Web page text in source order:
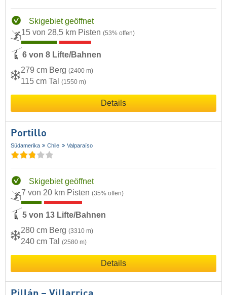
Skigebiet geöffnet
15 von 28,5 km Pisten (53% offen)
6 von 8 Lifte/Bahnen
279 cm Berg (2400 m)
115 cm Tal (1550 m)
Details
Portillo
Südamerika Chile Valparaíso
Skigebiet geöffnet
7 von 20 km Pisten (35% offen)
5 von 13 Lifte/Bahnen
280 cm Berg (3310 m)
240 cm Tal (2580 m)
Details